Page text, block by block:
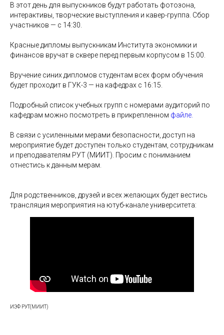
В этот день для выпускников будут работать фотозона,
интерактивы, творческие выступления и кавер-группа. Сбор
участников — с 14:30.
Красные дипломы выпускникам Института экономики и
финансов вручат в сквере перед первым корпусом в 15:00.
Вручение синих дипломов студентам всех форм обучения
будет проходит в ГУК-3 — на кафедрах с 16:15.
Подробный список учебных групп с номерами аудиторий по
кафедрам можно посмотреть в прикрепленном файле.
В связи с усиленными мерами безопасности, доступ на
мероприятие будет доступен только студентам, сотрудникам
и преподавателям РУТ (МИИТ). Просим с пониманием
отнестись к данным мерам.
Для родственников, друзей и всех желающих будет вестись
трансляция мероприятия на ютуб-канале университета:
ИЭФ РУТ(МИИТ)